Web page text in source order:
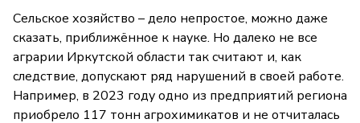
Сельское хозяйство – дело непростое, можно даже
сказать, приближённое к науке. Но далеко не все
аграрии Иркутской области так считают и, как
следствие, допускают ряд нарушений в своей работе.
Например, в 2023 году одно из предприятий региона
приобрело 117 тонн агрохимикатов и не отчиталась